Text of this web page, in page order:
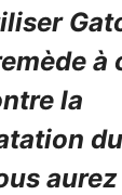
à
la
du